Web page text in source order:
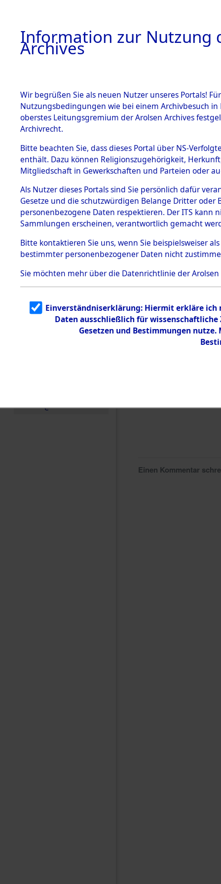
BESTÄNDE
1.
mente
5. Verschiedenes
5.3
Todesmärsche
5.3.1 Alliierte
Erhebungen
zu
Todesmärsch
en
5.3.2
g
5.3.3
Todesmärsch
e
Abenberg
Würmsee
0122
Einen Kommentar
Information zur Nutzung
Archives
Wir begrüßen Sie als neuen Nutzer unseres Portals!
Nutzungsbedingungen wie bei einem Archivbesuch
oberstes Leitungsgremium der Arolsen Archives
Archivrecht.
Bitte beachten Sie, dass dieses Portal über NS-
enthält. Dazu können Religionszugehörigkeit,
Mitgliedschaft in Gewerkschaften und Parteien oder
Als Nutzer dieses Portals sind Sie persönlich dafür
Gesetze und die schutzwürdigen Belange Dritter
personenbezogene Daten respektieren. Der ITS
Sammlungen erscheinen, verantwortlich gemacht
Bitte kontaktieren Sie uns, wenn Sie beispielsweiser
bestimmter personenbezogener Daten nicht
Sie möchten mehr über die Datenrichtlinie der Arolsen
Einverständniserklärung: Hiermit erkläre ich
Daten ausschließlich für
Gesetzen und Bestimmungen